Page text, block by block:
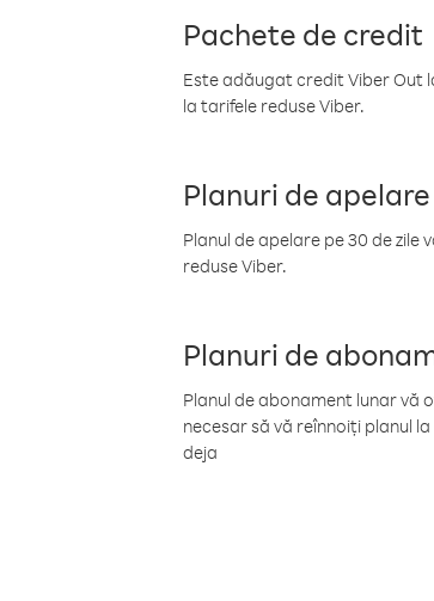
Pachete de credit
Este adăugat credit Viber Out
la tarifele reduse Viber.
Planuri de
Planul de apelare pe 30 de
reduse Viber.
Planuri de
Planul de abonament lunar vă
necesar să vă reînnoiți planul
deja